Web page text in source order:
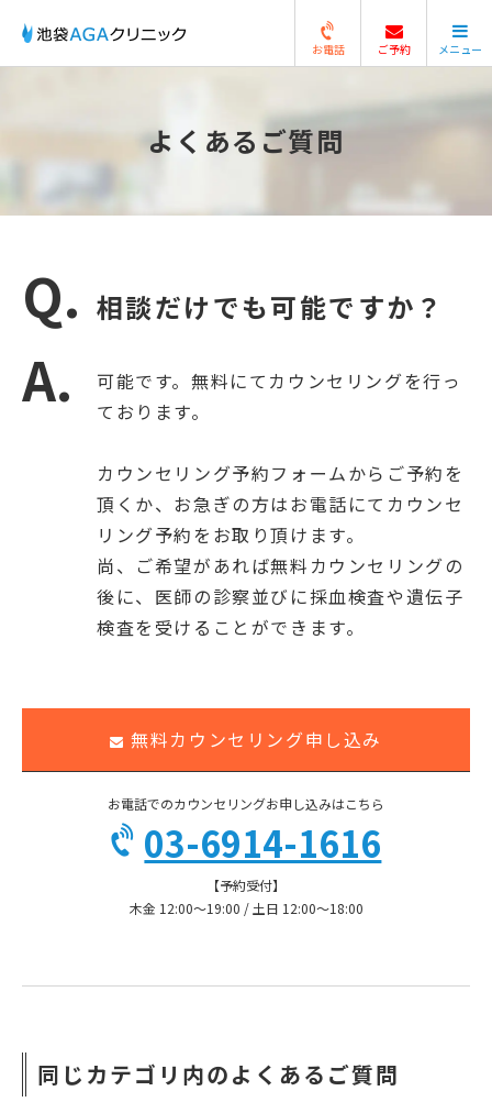
お電話 ご予約 メニュー
閉じる
よくあるご質問
相談だけでも可能ですか？
可能です。無料にてカウンセリングを行っ
ております。
カウンセリング予約フォームからご予約を
頂くか、お急ぎの方はお電話にてカウンセ
リング予約をお取り頂けます。
尚、ご希望があれば無料カウンセリングの
後に、医師の診察並びに採血検査や遺伝子
検査を受けることができます。
無料カウンセリング申し込み
お電話でのカウンセリングお申し込みはこちら
03-6914-1616
【予約受付】
木金 12:00〜19:00 / 土日 12:00〜18:00
同じカテゴリ内のよくあるご質問